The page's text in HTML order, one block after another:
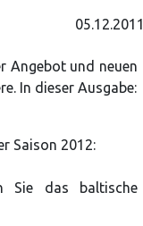
05.12.2011
Angebot und neuen
In dieser Ausgabe:
Saison 2012:
Sie das baltische